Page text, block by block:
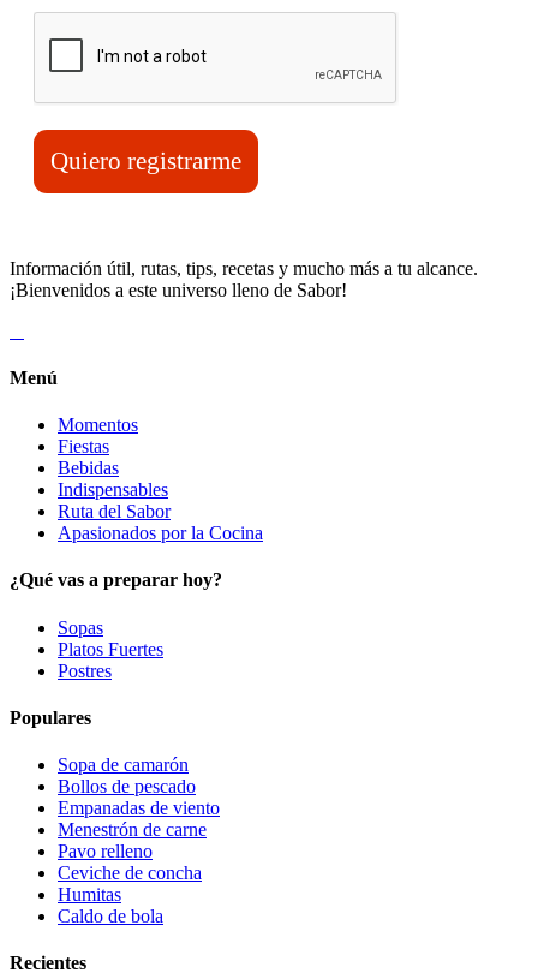
Quiero registrarme
Información útil, rutas, tips, recetas y mucho más a tu alcance.
¡Bienvenidos a este universo lleno de Sabor!
Menú
Momentos
Fiestas
Bebidas
Indispensables
Ruta del Sabor
Apasionados por la Cocina
¿Qué vas a preparar hoy?
Sopas
Platos Fuertes
Postres
Populares
Sopa de camarón
Bollos de pescado
Empanadas de viento
Menestrón de carne
Pavo relleno
Ceviche de concha
Humitas
Caldo de bola
Recientes